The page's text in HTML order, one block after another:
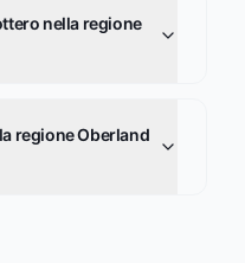
nella regione
regione Oberland